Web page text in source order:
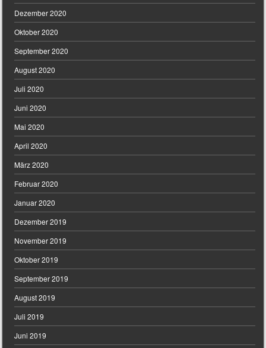
Dezember 2020
Oktober 2020
September 2020
August 2020
Juli 2020
Juni 2020
Mai 2020
April 2020
März 2020
Februar 2020
Januar 2020
Dezember 2019
November 2019
Oktober 2019
September 2019
August 2019
Juli 2019
Juni 2019